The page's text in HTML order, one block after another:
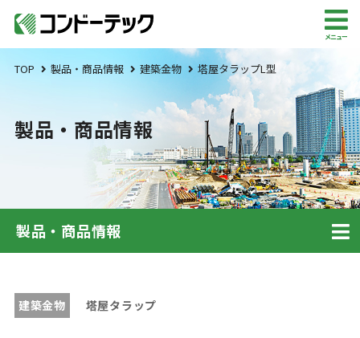
メニュー
TOP 製品・商品情報 建築金物 塔屋タラップL型
製品・商品情報
製品・商品情報
建築金物 塔屋タラップ